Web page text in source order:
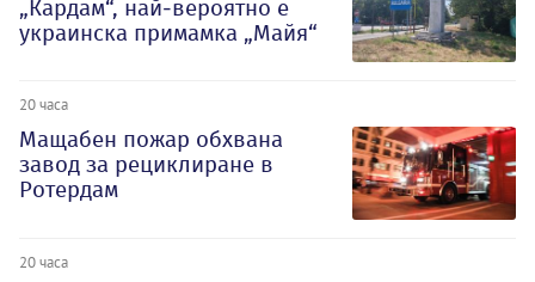
„Кардам“, най-вероятно е
украинска примамка „Майя“
20 часа
Мащабен пожар обхвана
завод за рециклиране в
Ротердам
20 часа